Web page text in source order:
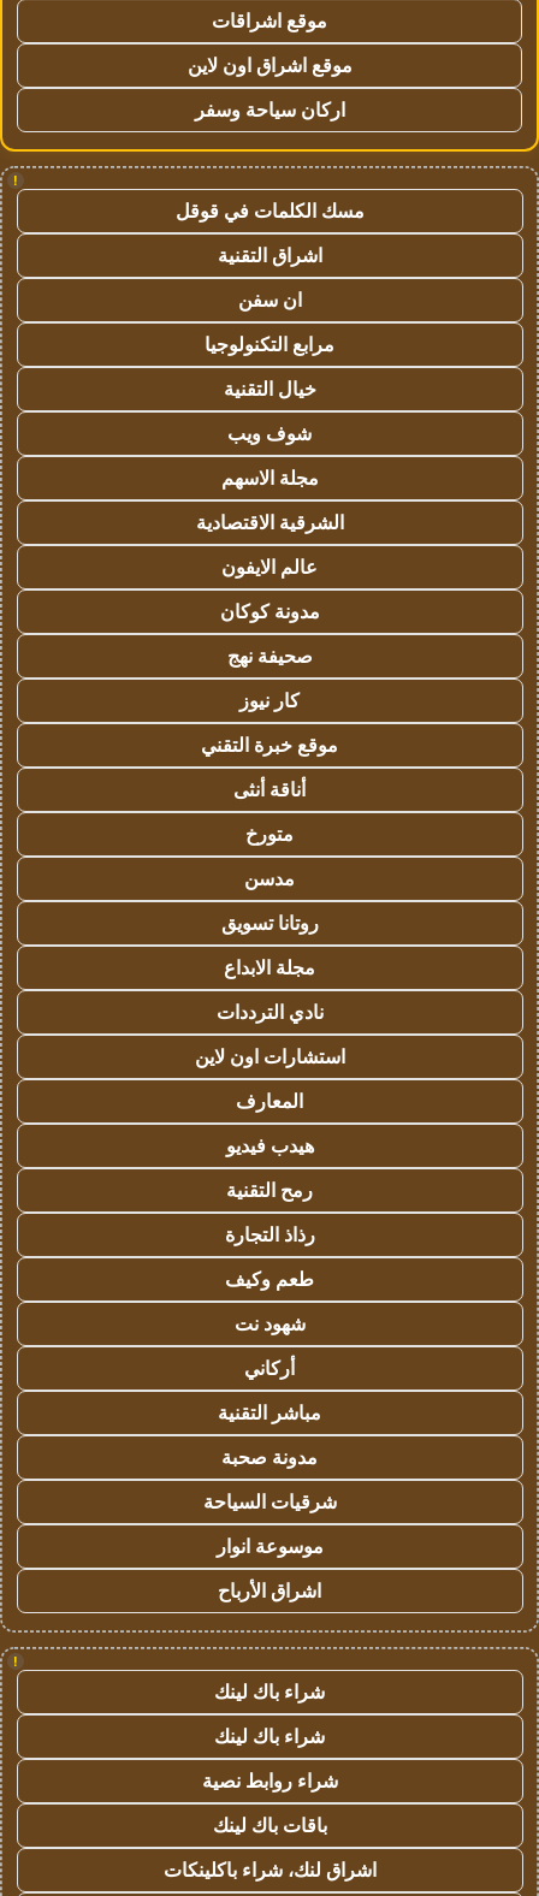
موقع اشراقات
موقع اشراق اون لاين
اركان سياحة وسفر
!
مسك الكلمات في قوقل
اشراق التقنية
ان سفن
مرابع التكنولوجيا
خيال التقنية
شوف ويب
مجلة الاسهم
الشرقية الاقتصادية
عالم الايفون
مدونة كوكان
صحيفة نهج
كار نيوز
موقع خبرة التقني
أناقة أنثى
متورخ
مدسن
روتانا تسويق
مجلة الابداع
نادي الترددات
استشارات اون لاين
المعارف
هيدب فيديو
رمح التقنية
رذاذ التجارة
طعم وكيف
شهود نت
أركاني
مباشر التقنية
مدونة صحبة
شرقيات السياحة
موسوعة انوار
اشراق الأرباح
!
شراء باك لينك
شراء باك لينك
شراء روابط نصية
باقات باك لينك
اشراق لنك، شراء باكلينكات